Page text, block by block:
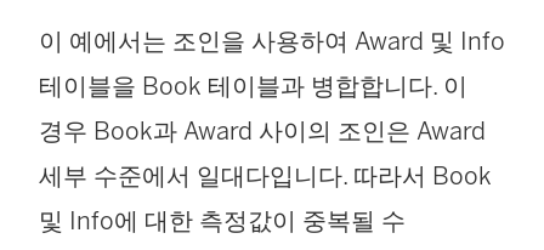
이 예에서는 조인을 사용하여 Award 및 Info
테이블을 Book 테이블과 병합합니다. 이
경우 Book과 Award 사이의 조인은 Award
세부 수준에서 일대다입니다. 따라서 Book
및 Info에 대한 측정값이 중복될 수